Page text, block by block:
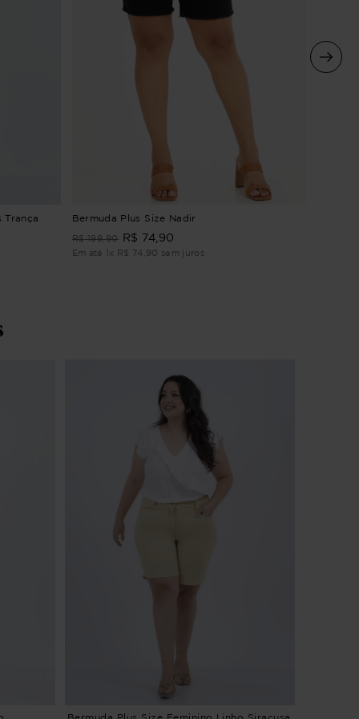
Trança Bermuda Plus Size Nadir
R$ 199,90 R$ 74 90
Em até 1 x R$ 74 90 sem juros
Bermuda Plus Size Feminino Linho Siracusa